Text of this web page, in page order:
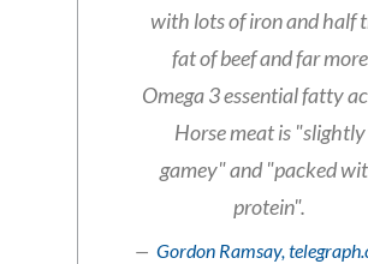
with lots of iron and half
fat of beef and far more
Omega 3 essential fatty
Horse meat is "slightly
gamey" and "packed
protein".
Gordon Ramsay,